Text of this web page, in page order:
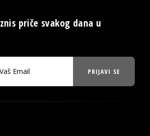
priče svakog dana u
PRIJAVI SE